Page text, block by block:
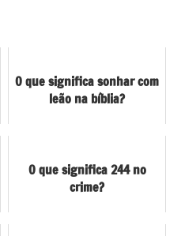
O que significa sonhar com
leão na bíblia?
O que significa 244 no
crime?